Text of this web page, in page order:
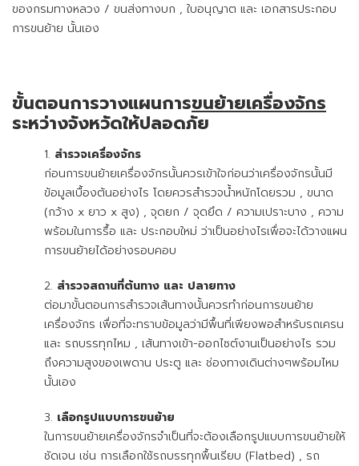
ของกรมทางหลวง / ขนส่งทางบก , ใบอนุญาต และ เอกสารประกอบ
การขนย้าย นั้นเอง
ขั้นตอนการวางแผนการขนย้ายเครื่องจักร
ระหว่างจังหวัดให้ปลอดภัย
สำรวจเครื่องจักร
ก่อนการขนย้ายเครื่องจักรนั้นควรเข้าใจก่อนว่าเครื่องจักรนั้นมี
ข้อมูลเบื้องต้นอย่างไร โดยควรสำรวจน้ำหนักโดยรวม , ขนาด
(กว้าง x ยาว x สูง) , จุดยก / จุดยึด / ความเปราะบาง , ความ
พร้อมในการรื้อ และ ประกอบใหม่ ว่าเป็นอย่างไรเพื่อจะได้วางแผน
การขนย้ายได้อย่างรอบคอบ
สำรวจสถานที่ต้นทาง และ ปลายทาง
ต่อมาขั้นตอนการสำรวจเส้นทางนั้นควรทำก่อนการขนย้าย
เครื่องจักร เพื่อที่จะทราบข้อมูลว่ามีพื้นที่เพียงพอสำหรับรถเครน
และ รถบรรทุกไหม , เส้นทางเข้า-ออกไซต์งานเป็นอย่างไร รวม
ถึงความสูงของเพดาน ประตู และ ช่องทางเดินต่างๆพร้อมไหม
นั้นเอง
เลือกรูปแบบการขนย้าย
ในการขนย้ายเครื่องจักรจำเป็นที่จะต้องเลือกรูปแบบการขนย้ายให้
ชัดเจน เช่น การเลือกใช้รถบรรทุกพื้นเรียบ (Flatbed) , รถ